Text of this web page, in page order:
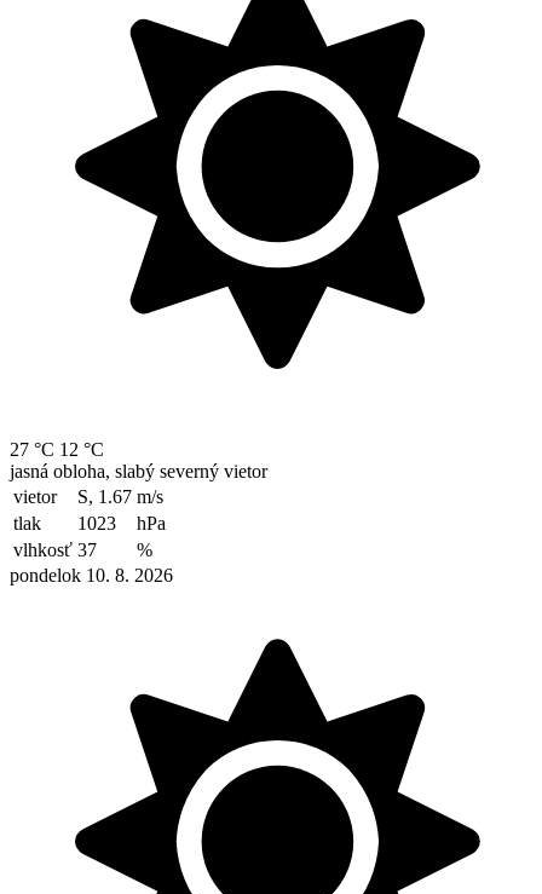
27 °C 12 °C
jasná obloha, slabý severný vietor
vietor
S, 1.67 m/s
tlak
1023
hPa
vlhkosť 37
%
pondelok 10. 8. 2026